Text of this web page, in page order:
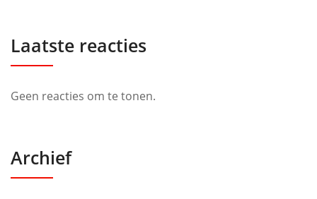
Laatste reacties
Geen reacties om te tonen.
Archief